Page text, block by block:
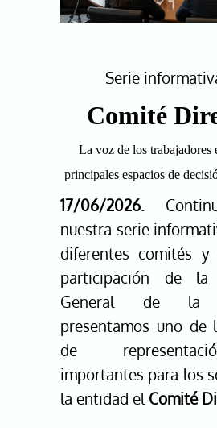
Serie
Comité
La voz de los trabajadores
principales espacios de
17/06/2026.
nuestra serie
diferentes comités y
participación de la
General de la
presentamos uno de
de
importantes para los
la entidad elComité